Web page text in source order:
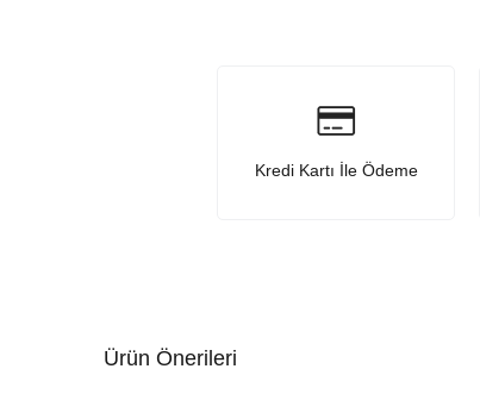
Kredi Kartı İle Ödeme
Ürün Önerileri